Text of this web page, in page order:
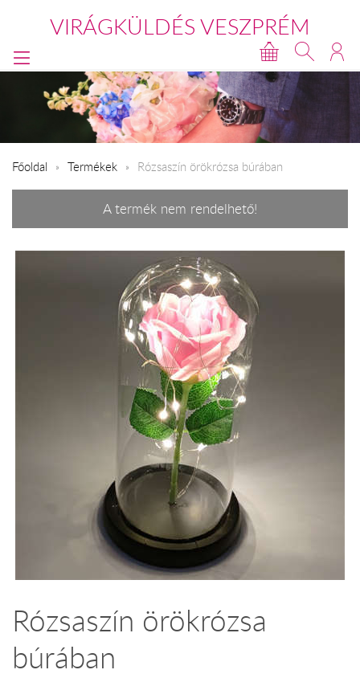
VIRÁGKÜLDÉS VESZPRÉM
Főoldal Termékek Rózsaszín örökrózsa búrában
A termék nem rendelhető!
Rózsaszín örökrózsa
búrában